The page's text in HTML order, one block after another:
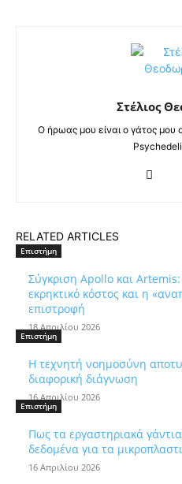
Στέλιος
Ο ήρωας μου είναι ο γάτος μου
RELATED ARTICLES
Επιστήμη
Σύγκριση Apollo και
εκρηκτικό κόστος και η
επιστροφή
18 Απριλίου 2026
Επιστήμη
Η τεχνητή νοημοσύνη
διαφορική διάγνωση
16 Απριλίου 2026
Επιστήμη
Πως τα εργαστηριακά
δεδομένα για τα
16 Απριλίου 2026